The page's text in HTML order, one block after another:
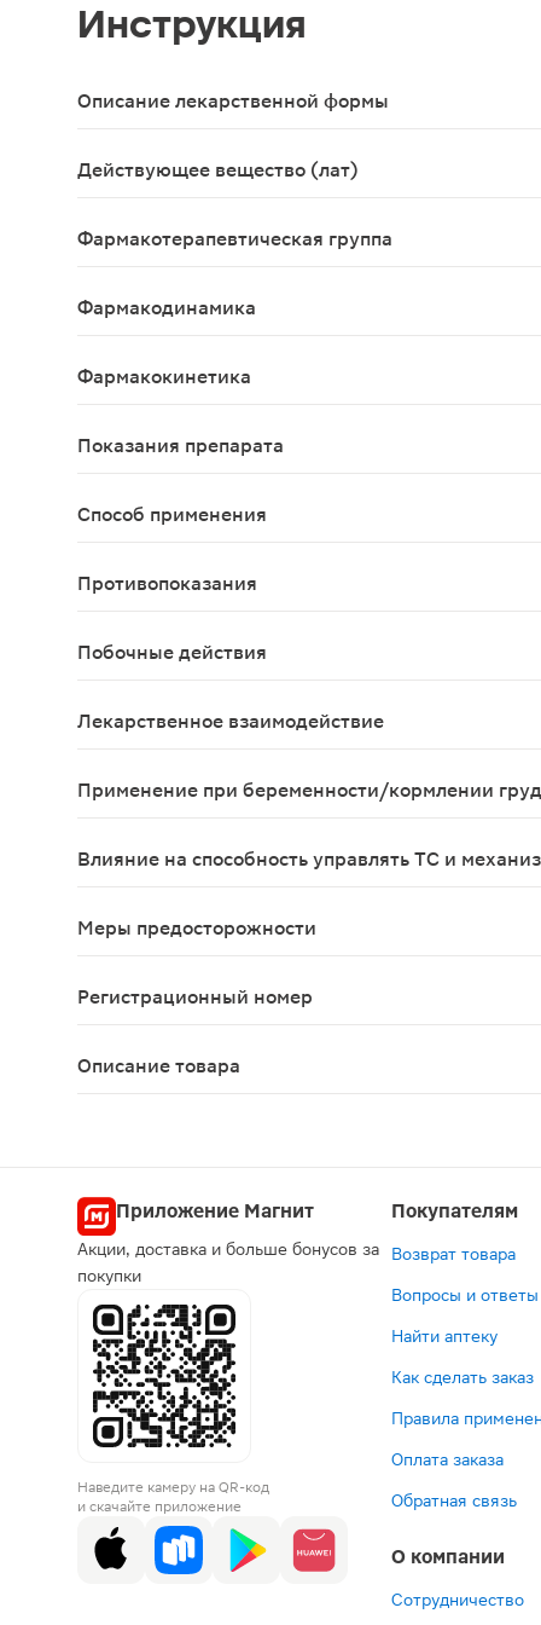
Инструкция
Описание лекарственной формы
Таблетки, покрытые пленочной оболочкой
Действующее вещество (лат)
Фармакотерапевтическая группа
Фармакодинамика
Комбинированный препарат амоксициллина и
Фармакокинетика
Показания препарата
Инфекционно-воспалительные заболевания,
Способ применения
Для приема внутрь. Режим дозирования
Противопоказания
Побочные действия
Со стороны пищеварительной системы:
Лекарственное взаимодействие
Применение при беременности/кормлении
Влияние на способность управлять ТС и
Меры предосторожности
Регистрационный номер
Описание товара
Приложение Магнит
Акции, доставка и больше бонусов за
покупки
Наведите камеру на QR-код
и скачайте приложение
Покупателям
Возврат товара
Вопросы и ответы
Найти аптеку
Как сделать заказ
Правила
Оплата заказа
Обратная связь
О компании
Сотрудничество